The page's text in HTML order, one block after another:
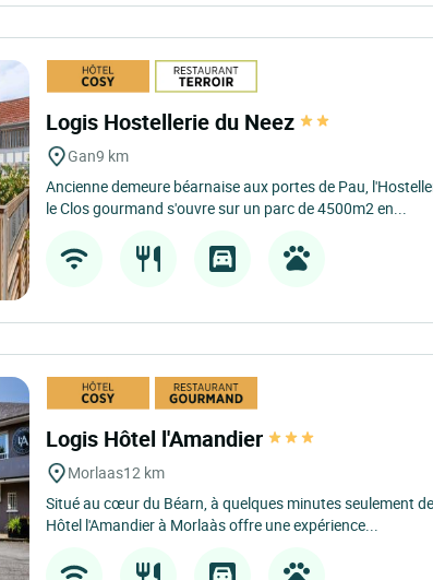
Logis Hostellerie du Neez
Gan9 km
Ancienne demeure béarnaise aux portes de Pau,
le Clos gourmand s'ouvre sur un parc de 4500m2 en...
Logis Hôtel l'Amandier
Morlaas12 km
Situé au cœur du Béarn, à quelques minutes seulement
Hôtel l'Amandier à Morlaàs offre une expérience...